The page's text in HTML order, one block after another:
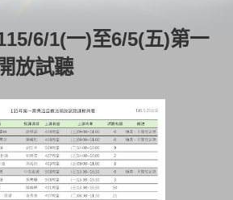
6/1(一)至6/5(五)第一
放試聽